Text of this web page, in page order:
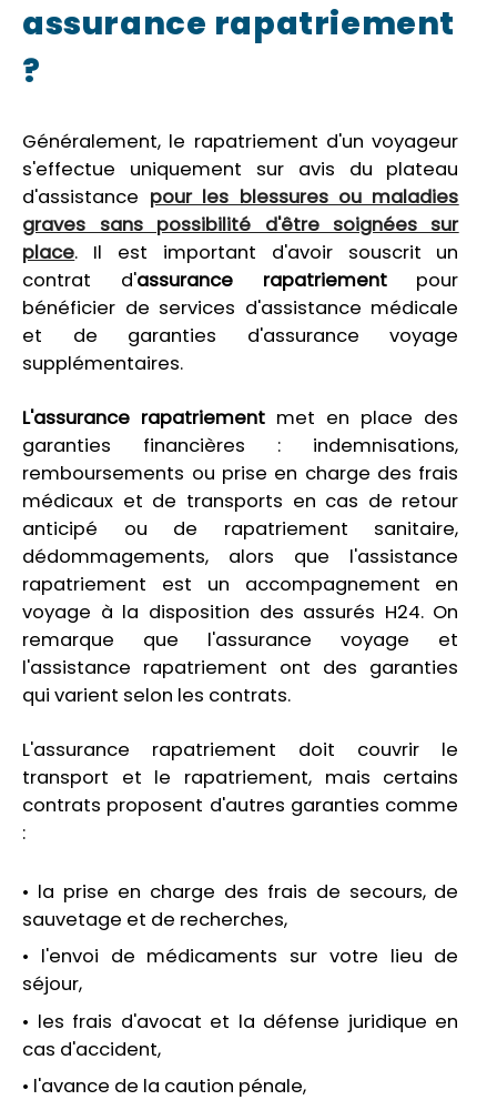
assurance rapatriement
?
Généralement, le rapatriement d'un voyageur
s'effectue uniquement sur avis du plateau
d'assistance pour les blessures ou maladies
graves sans possibilité d'être soignées sur
place. Il est important d'avoir souscrit un
contrat d'assurance rapatriementpour
bénéficier de services d'assistance médicale
et de garanties d'assurance voyage
supplémentaires.
L'assurance rapatriement met en place des
garanties financières : indemnisations,
remboursements ou prise en charge des frais
médicaux et de transports en cas de retour
anticipé ou de rapatriement sanitaire,
dédommagements, alors que l'assistance
rapatriement est un accompagnement en
voyage à la disposition des assurés H24. On
remarque que l'assurance voyage et
l'assistance rapatriement ont des garanties
qui varient selon les contrats.
L'assurance rapatriement doit couvrir le
transport et le rapatriement, mais certains
contrats proposent d'autres garanties comme
:
• la prise en charge des frais de secours, de
sauvetage et de recherches,
• l'envoi de médicaments sur votre lieu de
séjour,
• les frais d'avocat et la défense juridique en
cas d'accident,
• l'avance de la caution pénale,